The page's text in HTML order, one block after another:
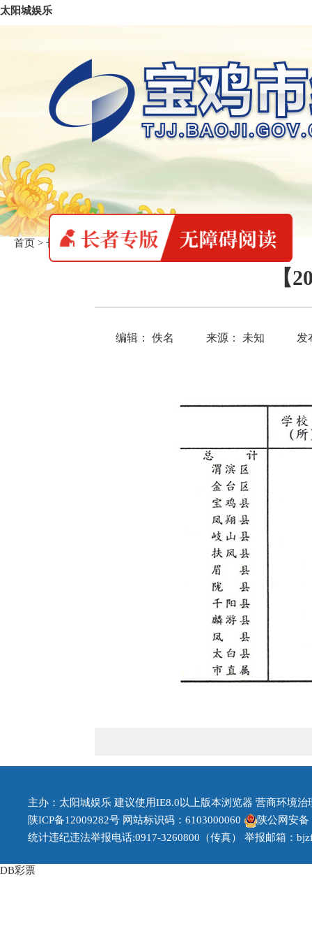
太阳城娱乐
首页 > 长者专版>统计数据
【
编辑： 佚名 来源： 未知 发
主办：太阳城娱乐 建议使用IE8.0以上版本浏览器 营商环境治
陕ICP备12009282号 网站标识码：6103000060
陕公网安备
统计违纪违法举报电话:0917-3260800（传真） 举报邮箱：
DB彩票